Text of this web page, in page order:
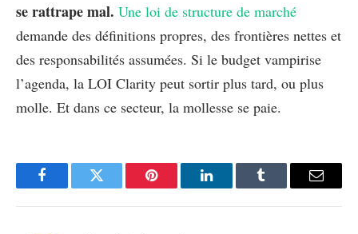
se rattrape mal. Une loi de structure de marché
demande des définitions propres, des frontières nettes et
des responsabilités assumées. Si le budget vampirise
l’agenda, la LOI Clarity peut sortir plus tard, ou plus
molle. Et dans ce secteur, la mollesse se paie.
FacebookTwitter Pinterest LinkedInTumblr Email